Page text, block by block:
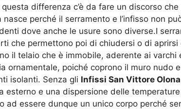
differenza c’è da fare un discorso
perché il serramento e l’infisso non
dove anche le usure sono diverse.I
che permettono poi di chiudersi o di aprirsi
il telaio che è immobile, aderente ai varchi
poiché coprono il muro nudo
isolanti. Senza gli Infissi San Vittore Olona
e una dispersione delle
essere dunque un unico corpo perché